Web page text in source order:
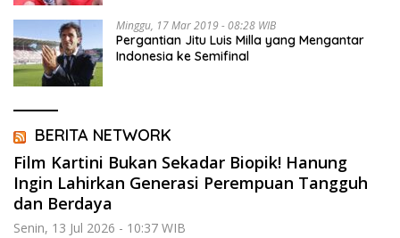
Minggu, 17 Mar 2019 - 08:28 WIB
Pergantian Jitu Luis Milla yang Mengantar
Indonesia ke Semifinal
BERITA NETWORK
Film Kartini Bukan Sekadar Biopik! Hanung
Ingin Lahirkan Generasi Perempuan Tangguh
dan Berdaya
Senin, 13 Jul 2026 - 10:37 WIB